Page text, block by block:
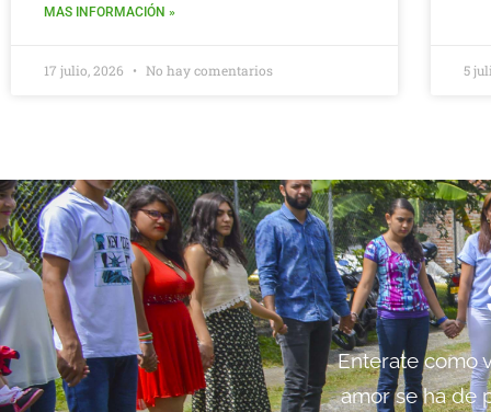
MAS INFORMACIÓN »
17 julio, 2026 No hay comentarios 5
Enterate como
amor se ha de